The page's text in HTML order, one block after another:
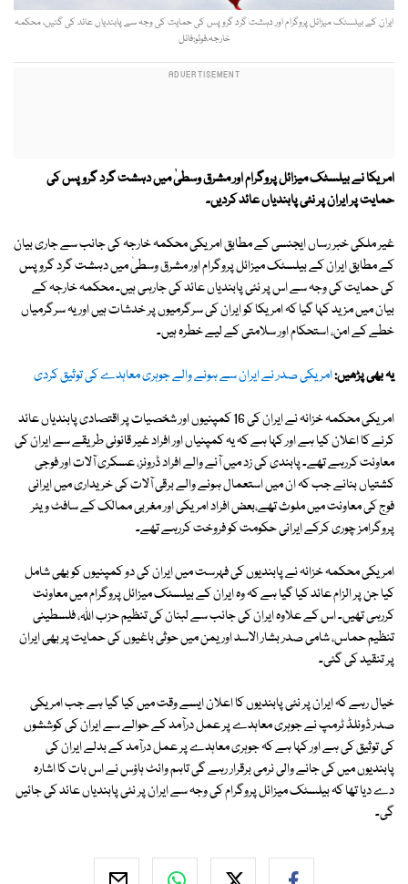
ایران کے بیلسٹک میزائل پروگرام اور دہشت گرد گروپس کی حمایت کی وجہ سے پابندیاں عائد کی گئیں، محکمہ
خارجہ،فوٹو:فائل
امریکا نے بیلسٹک میزائل پروگرام اور مشرق وسطیٰ میں دہشت گرد گروپس کی
حمایت پر ایران پر نئی پابندیاں عائد کردیں۔
غیر ملکی خبر رساں ایجنسی کے مطابق امریکی محکمہ خارجہ کی جانب سے جاری بیان
کے مطابق ایران کے بیلسٹک میزائل پروگرام اور مشرق وسطیٰ میں دہشت گرد گروپس
کی حمایت کی وجہ سے اس پر نئی پابندیاں عائد کی جارہی ہیں۔ محکمہ خارجہ کے
بیان میں مزید کہا گیا کہ امریکا کو ایران کی سرگرمیوں پر خدشات ہیں اور یہ سرگرمیاں
خطے کے امن، استحکام اور سلامتی کے لیے خطرہ ہیں۔
یہ بھی پڑھیں:امریکی صدر نے ایران سے ہونے والے جوہری معاہدے کی توثیق کردی
امریکی محکمہ خزانہ نے ایران کی 16 کمپنیوں اور شخصیات پر اقتصادی پابندیاں عائد
کرنے کا اعلان کیا ہے اور کہا ہے کہ یہ کمپنیاں اور افراد غیر قانونی طریقے سے ایران کی
معاونت کررہے تھے۔ پابندی کی زد میں آنے والے افراد ڈرونز، عسکری آلات اور فوجی
کشتیاں بنانے جب کہ ان میں استعمال ہونے والے برقی آلات کی خریداری میں ایرانی
فوج کی معاونت میں ملوث تھے،بعض افراد امریکی اور مغربی ممالک کے سافٹ ویئر
پروگرامز چوری کرکے ایرانی حکومت کو فروخت کررہے تھے۔
امریکی محکمہ خزانہ نے پابندیوں کی فہرست میں ایران کی دو کمپنیوں کو بھی شامل
کیا جن پر الزام عائد کیا گیا ہے کہ وہ ایران کے بیلسٹک میزائل پروگرام میں معاونت
کررہی تھیں۔ اس کے علاوہ ایران کی جانب سے لبنان کی تنظیم حزب اللہ، فلسطینی
تنظیم حماس، شامی صدر بشار الاسد اور یمن میں حوثی باغیوں کی حمایت پر بھی ایران
پر تنقید کی گئی۔
خیال رہے کہ ایران پر نئی پابندیوں کا اعلان ایسے وقت میں کیا گیا ہے جب امریکی
صدر ڈونلڈ ٹرمپ نے جوہری معاہدے پر عمل درآمد کے حوالے سے ایران کی کوششوں
کی توثیق کی ہے اور کہا ہے کہ جوہری معاہدے پر عمل درآمد کے بدلے ایران کی
پابندیوں میں کی جانے والی نرمی برقرار رہے گی تاہم وائٹ ہاؤس نے اس بات کا اشارہ
دے دیا تھا کہ بیلسٹک میزائل پروگرام کی وجہ سے ایران پر نئی پابندیاں عائد کی جائیں
گی۔